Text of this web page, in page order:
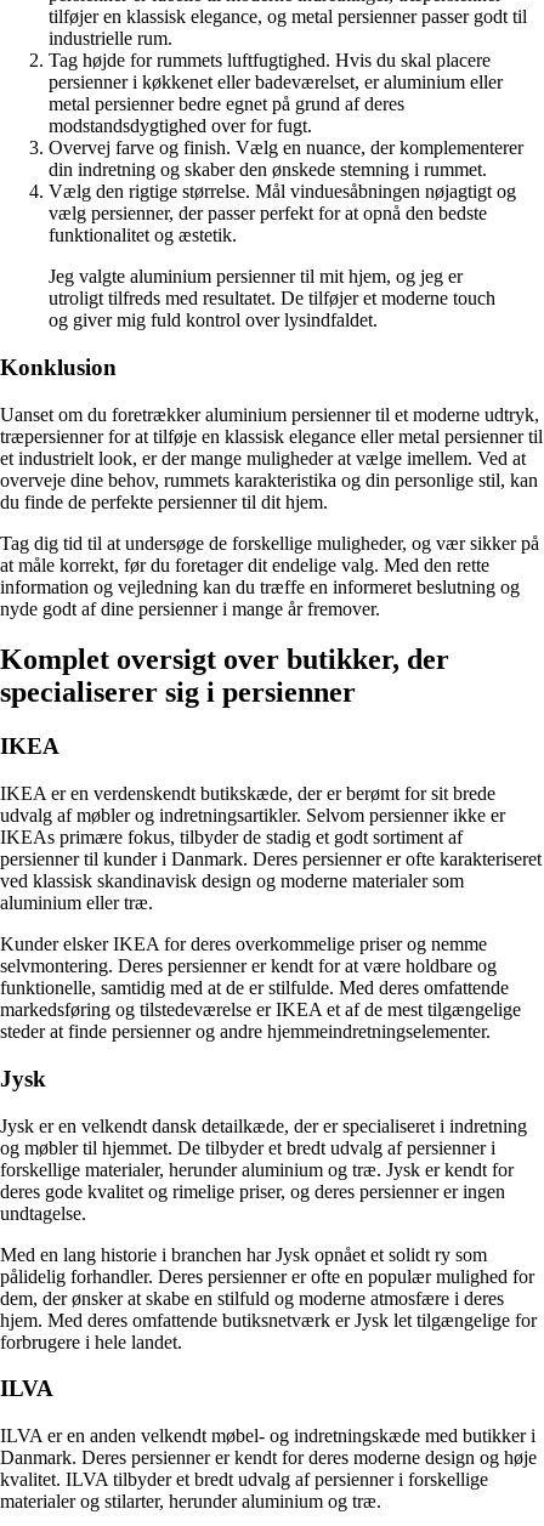
tilføjer en klassisk elegance, og metal persienner passer godt til
industrielle rum.
Tag højde for rummets luftfugtighed. Hvis du skal placere
persienner i køkkenet eller badeværelset, er aluminium eller
metal persienner bedre egnet på grund af deres
modstandsdygtighed over for fugt.
Overvej farve og finish. Vælg en nuance, der komplementerer
din indretning og skaber den ønskede stemning i rummet.
Vælg den rigtige størrelse. Mål vinduesåbningen nøjagtigt og
vælg persienner, der passer perfekt for at opnå den bedste
funktionalitet og æstetik.
Jeg valgte aluminium persienner til mit hjem, og jeg er
utroligt tilfreds med resultatet. De tilføjer et moderne touch
og giver mig fuld kontrol over lysindfaldet.
Konklusion
Uanset om du foretrækker aluminium persienner til et moderne udtryk,
træpersienner for at tilføje en klassisk elegance eller metal persienner til
et industrielt look, er der mange muligheder at vælge imellem. Ved at
overveje dine behov, rummets karakteristika og din personlige stil, kan
du finde de perfekte persienner til dit hjem.
Tag dig tid til at undersøge de forskellige muligheder, og vær sikker på
at måle korrekt, før du foretager dit endelige valg. Med den rette
information og vejledning kan du træffe en informeret beslutning og
nyde godt af dine persienner i mange år fremover.
Komplet oversigt over butikker, der
specialiserer sig i persienner
IKEA
IKEA er en verdenskendt butikskæde, der er berømt for sit brede
udvalg af møbler og indretningsartikler. Selvom persienner ikke er
IKEAs primære fokus, tilbyder de stadig et godt sortiment af
persienner til kunder i Danmark. Deres persienner er ofte karakteriseret
ved klassisk skandinavisk design og moderne materialer som
aluminium eller træ.
Kunder elsker IKEA for deres overkommelige priser og nemme
selvmontering. Deres persienner er kendt for at være holdbare og
funktionelle, samtidig med at de er stilfulde. Med deres omfattende
markedsføring og tilstedeværelse er IKEA et af de mest tilgængelige
steder at finde persienner og andre hjemmeindretningselementer.
Jysk
Jysk er en velkendt dansk detailkæde, der er specialiseret i indretning
og møbler til hjemmet. De tilbyder et bredt udvalg af persienner i
forskellige materialer, herunder aluminium og træ. Jysk er kendt for
deres gode kvalitet og rimelige priser, og deres persienner er ingen
undtagelse.
Med en lang historie i branchen har Jysk opnået et solidt ry som
pålidelig forhandler. Deres persienner er ofte en populær mulighed for
dem, der ønsker at skabe en stilfuld og moderne atmosfære i deres
hjem. Med deres omfattende butiksnetværk er Jysk let tilgængelige for
forbrugere i hele landet.
ILVA
ILVA er en anden velkendt møbel- og indretningskæde med butikker i
Danmark. Deres persienner er kendt for deres moderne design og høje
kvalitet. ILVA tilbyder et bredt udvalg af persienner i forskellige
materialer og stilarter, herunder aluminium og træ.